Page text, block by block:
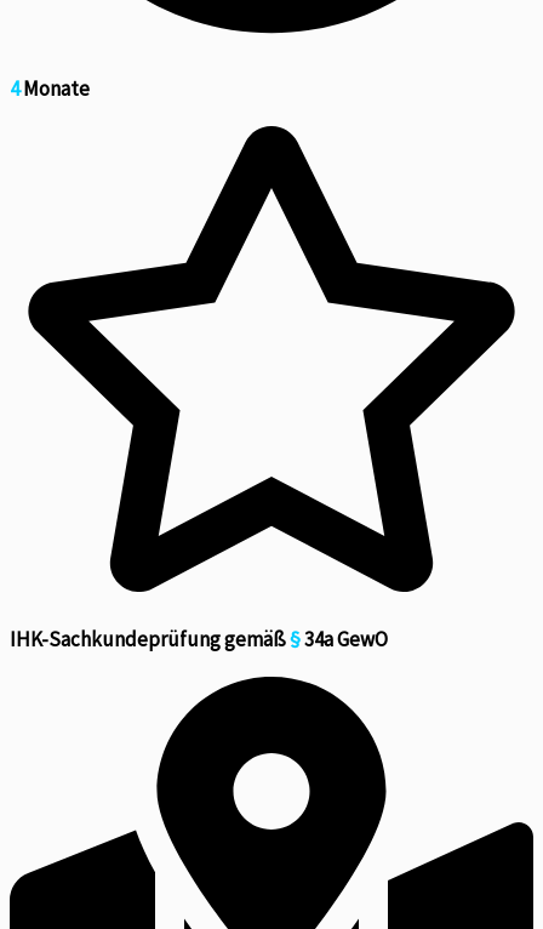
4Monate
IHK-Sachkundeprüfung gemäß§34a GewO